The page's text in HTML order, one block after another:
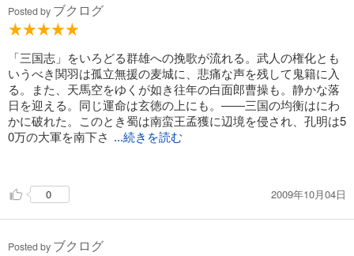
Posted by ブクログ
「三国志」をいろどる群雄への挽歌が流れる。武人の権化とも
いうべき関羽は孤立無援の麦城に、悲痛な声を残して鬼籍に入
る。また、天馬空をゆくが如き往年の白面郎曹操も。静かな落
日を迎える。同じ運命は玄徳の上にも。――三国の均衡はにわ
かに破れた。このとき蜀は南蛮王孟獲に辺境を侵され、孔明は5
0万の大軍を南下さ
...続きを読む
0 2009年10月04日
Posted by ブクログ